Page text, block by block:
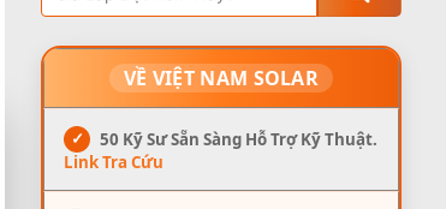
VỀ VIỆT NAM SOLAR
✓
50 Kỹ Sư Sẵn Sàng Hỗ Trợ Kỹ Thuật.
Link Tra Cứu